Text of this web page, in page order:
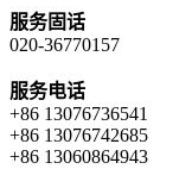
服务固话
020-36770157
服务电话
+86 13076736541
+86 13076742685
+86 13060864943